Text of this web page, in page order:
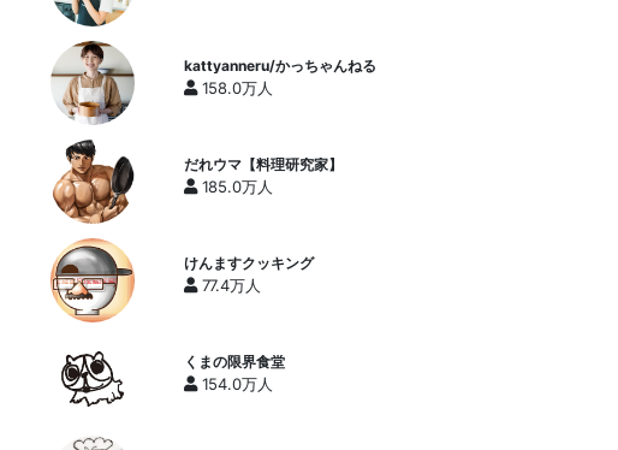
kattyanneru/かっちゃんねる
158.0万人
だれウマ【料理研究家】
185.0万人
けんますクッキング
77.4万人
くまの限界食堂
154.0万人